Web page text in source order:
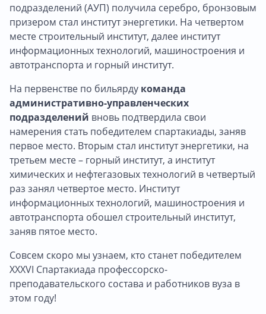
подразделений (АУП) получила серебро, бронзовым
призером стал институт энергетики. На четвертом
месте строительный институт, далее институт
информационных технологий, машиностроения и
автотранспорта и горный институт.
На первенстве по бильярду команда
административно-управленческих
подразделений вновь подтвердила свои
намерения стать победителем спартакиады, заняв
первое место. Вторым стал институт энергетики, на
третьем месте – горный институт, а институт
химических и нефтегазовых технологий в четвертый
раз занял четвертое место. Институт
информационных технологий, машиностроения и
автотранспорта обошел строительный институт,
заняв пятое место.
Совсем скоро мы узнаем, кто станет победителем
XXXVI Спартакиада профессорско-
преподавательского состава и работников вуза в
этом году!